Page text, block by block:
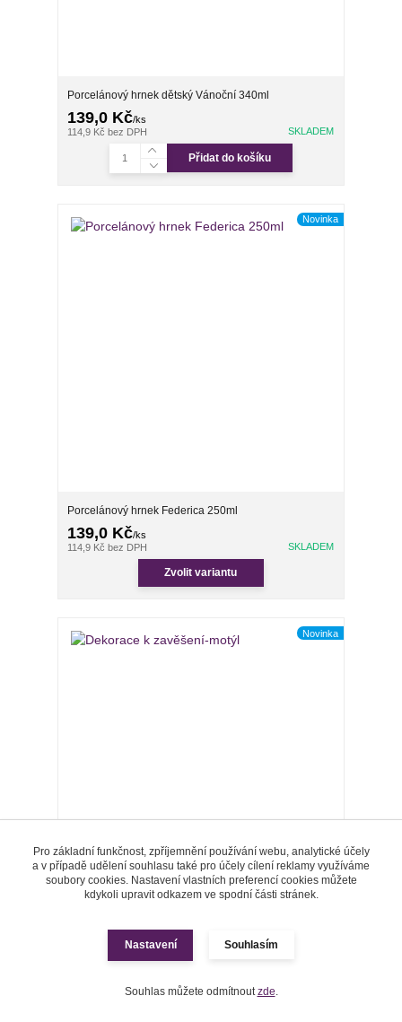
Porcelánový hrnek dětský Vánoční 340ml
139,0 Kč/ks
114,9 Kčbez DPH SKLADEM
Přidat do košíku
Novinka
Porcelánový hrnek Federica 250ml
139,0 Kč/ks
114,9 Kčbez DPH SKLADEM
Zvolit variantu
Novinka
/ks
bez DPH
Zvolit variantu
Pro základní funkčnost, zpříjemnění používání webu, analytické účely
a v případě udělení souhlasu také pro účely cílení reklamy využíváme
soubory cookies. Nastavení vlastních preferencí cookies můžete
kdykoli upravit odkazem ve spodní části stránek.
Nastavení Souhlasím
Souhlas můžete odmítnout zde